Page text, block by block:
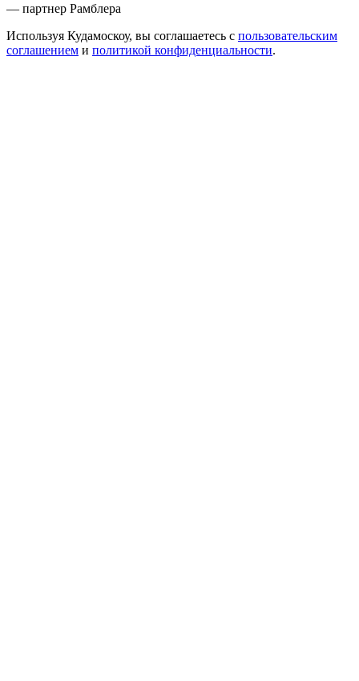
— партнер Рамблера
Используя Кудамоскоу, вы соглашаетесь с пользовательским
соглашением и политикой конфиденциальности.